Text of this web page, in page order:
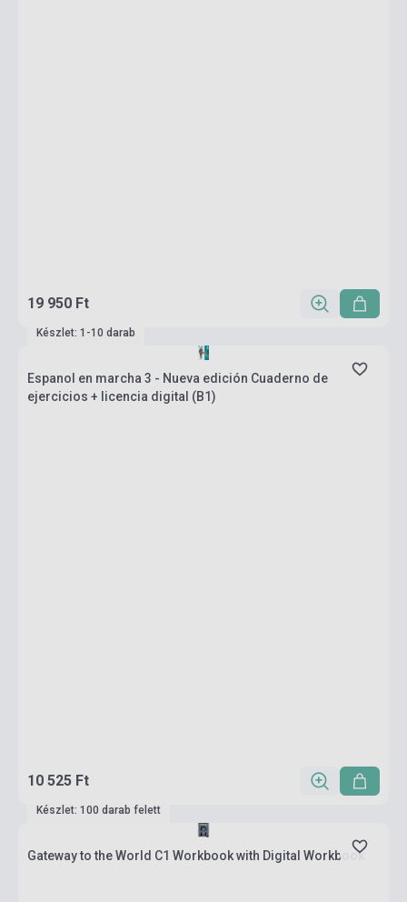
19 950 Ft
Készlet: 1-10 darab
Espanol en marcha 3 - Nueva edición Cuaderno de
ejercicios + licencia digital (B1)
10 525 Ft
Készlet: 100 darab felett
Gateway to the World C1 Workbook with Digital Workbook